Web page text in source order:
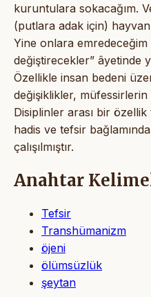
kuruntulara sokacağım.
(putlara adak için)
Yine onlara emredeceğim
değiştirecekler” âyetinde
Özellikle insan bedeni
değişiklikler, müfessirlerin
Disiplinler arası bir
hadis ve tefsir
çalışılmıştır.
Anahtar
Tefsir
Transhümanizm
öjeni
ölümsüzlük
şeytan